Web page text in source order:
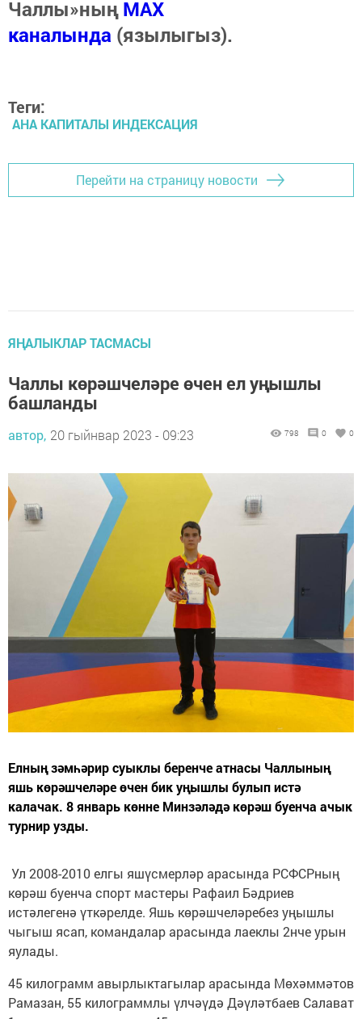
Чаллы»ныңMAX
каналында (язылыгыз).
Теги:
АНА КАПИТАЛЫ ИНДЕКСАЦИЯ
Перейти на страницу новости
ЯҢАЛЫКЛАР ТАСМАСЫ
Чаллы көрәшчеләре өчен ел уңышлы
башланды
автор, 20 гыйнвар 2023 - 09:23 798 0 0
Елның зәмһәрир суыклы беренче атнасы Чаллының
яшь көрәшчеләре өчен бик уңышлы булып истә
калачак. 8 январь көнне Минзәләдә көрәш буенча ачык
турнир узды.
Ул 2008-2010 елгы яшүсмерләр арасында РСФСРның
көрәш буенча спорт мастеры Рафаил Бәдриев
истәлегенә үткәрелде. Яшь көрәшчеләребез уңышлы
чыгыш ясап, командалар арасында лаеклы 2нче урын
яулады.
45 килограмм авырлыктагылар арасында Мөхәммәтов
Рамазан, 55 килограммлы үлчәүдә Дәүләтбаев Салават